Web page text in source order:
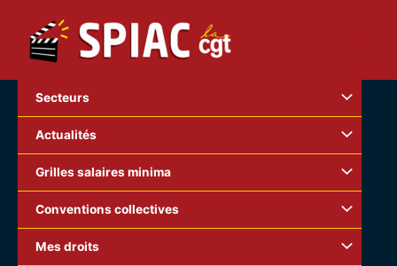
contenu
Secteurs
Actualités
Grilles salaires minima
Conventions collectives
Mes droits